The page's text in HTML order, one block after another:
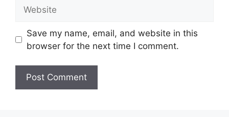
Save my name, email, and website in this
browser for the next time I comment.